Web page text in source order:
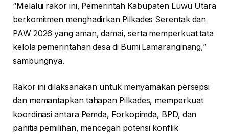
“Melalui rakor ini, Pemerintah Kabupaten Luwu Utara
berkomitmen menghadirkan Pilkades Serentak dan
PAW 2026 yang aman, damai, serta memperkuat tata
kelola pemerintahan desa di Bumi Lamaranginang,”
sambungnya.
Rakor ini dilaksanakan untuk menyamakan persepsi
dan memantapkan tahapan Pilkades, memperkuat
koordinasi antara Pemda, Forkopimda, BPD, dan
panitia pemilihan, mencegah potensi konflik